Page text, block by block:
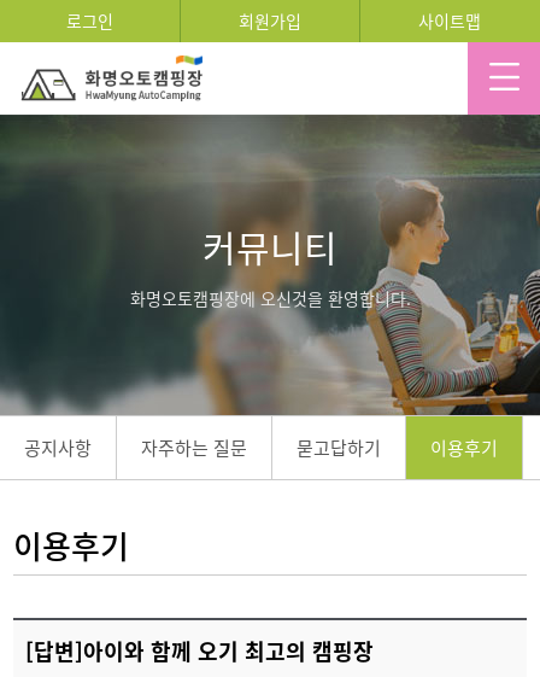
로그인 회원가입 사이트맵
커뮤니티
화명오토캠핑장에 오신것을 환영합니다.
공지사항 자주하는 질문 묻고답하기 이용후기
이용후기
[답변]아이와 함께 오기 최고의 캠핑장